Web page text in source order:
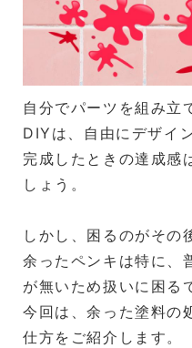
自分でパーツを組み立
DIYは、自由にデザイ
完成したときの達成感
しょう。
しかし、困るのがその
余ったペンキは特に、
が無いため扱いに困る
今回は、余った塗料の
仕方をご紹介します。